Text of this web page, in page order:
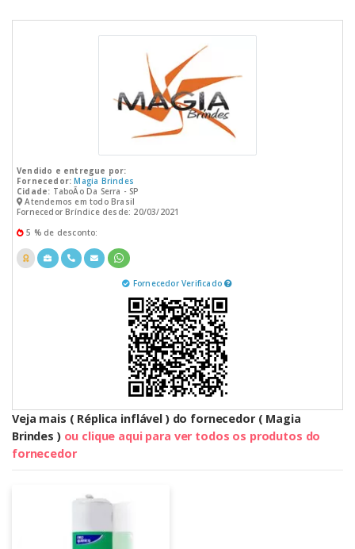
Vendido e entregue por:
Fornecedor: Magia Brindes
Cidade: TaboÃo Da Serra - SP
Atendemos em todo Brasil
Fornecedor Bríndice desde: 20/03/2021
5 % de desconto:
Fornecedor Verificado
Veja mais ( Réplica inflável ) do fornecedor ( Magia
Brindes ) ou clique aqui para ver todos os produtos do
fornecedor